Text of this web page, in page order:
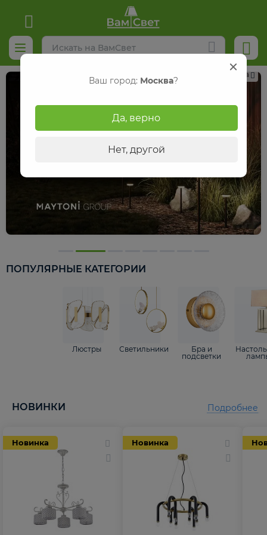
Реклама
ПОПУЛЯРНЫЕ КАТЕГОРИИ
Люстры Светильники
Бра и
подсветки
НОВИНКИ
Новинка Новинка
Подробнее
Ваш город: Москва?
Да, верно
Нет, другой